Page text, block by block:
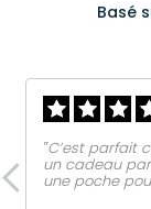
Basé
‟C’est parfait
un cadeau
une poche